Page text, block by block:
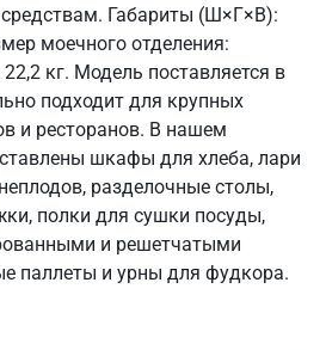
Габариты (Ш×Г×В):
моечного отделения:
кг. Модель поставляется в
подходит для крупных
и ресторанов. В нашем
шкафы для хлеба, лари
разделочные столы,
полки для сушки посуды,
и решетчатыми
паллеты и урны для фудкора.